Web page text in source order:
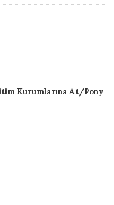
Kurumlarına At/Pony